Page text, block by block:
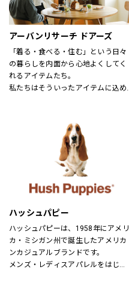
アーバンリサーチ ドアーズ
「着る・食べる・住む」という日々
の暮らしを内面から心地よくしてく
れるアイテムたち。
私たちはそういったアイテムに込め
「新しい価値観へのドア」を開く案
内役として、日々の暮らしの中で大
切なものを一緒に見つけていきたい
と考えています。
あなたらしいスタイル、あなたにと
ってのベーシックを、DOORSへ探し
ハッシュパピー
ハッシュパピーは、1958年にアメリ
カ・ミシガン州で誕生したアメリカ
ンカジュアルブランドです。
メンズ・レディスアパレルをはじ